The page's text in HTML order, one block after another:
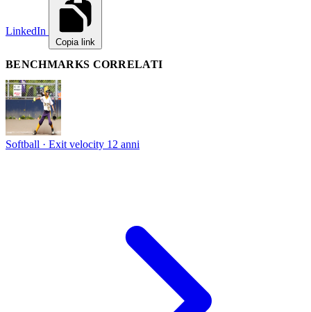
LinkedIn
Copia link
BENCHMARKS CORRELATI
Softball · Exit velocity 12 anni